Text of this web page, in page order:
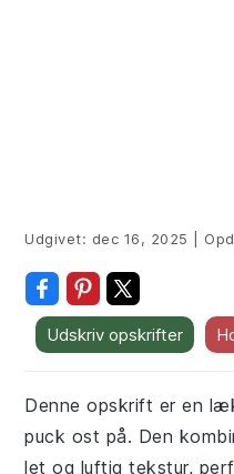
Udgivet: dec 16, 2025
Udskriv opskrifter
Denne opskrift er en
puck ost på. Den
let og luftig tekstur,